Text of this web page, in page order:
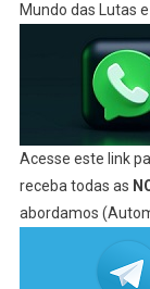
Mundo das Lutas
Acesse este link
receba todas as
abordamos